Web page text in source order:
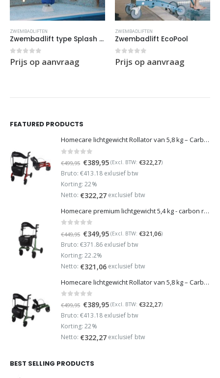
ZWEMBADLIFTEN
Zwembadlift type Splash Marine
0out of 5
Prijs op aanvraag
ZWEMBADLIFTEN
Zwembadlift EcoPool
0out of 5
Prijs op aanvraag
FEATURED PRODUCTS
Homecare lichtgewicht Rollator van 5,8 kg – Carbon rollator tot 150 kg draaggewicht – Dubbel opvouwbaar en inclusief reistas - Rood
€499,95 Oorspronkelijke
prijs
was:
€499,95.
€389,95Huidige
prijs
€389,95.
(Excl. BTW: €322,27)
Bruto: €413.18 exlusief btw
Korting: 22%
Netto: €322,27exclusief btw
Homecare premium lichtgewicht 5,4 kg - carbon rollator - 150 kg draaggewicht - Opvouwbaar - Groen - incl stokhouder
€449,95 Oorspronkelijke
prijs
was:
€449,95.
€349,95Huidige
prijs
€349,95.
(Excl. BTW: €321,06)
Bruto: €371.86 exlusief btw
Korting: 22.2%
Netto: €321,06exclusief btw
Homecare lichtgewicht Rollator van 5,8 kg – Carbon rollator tot 150 kg draaggewicht – Dubbel opvouwbaar en inclusief reistas - Groen
out of 5
€499,95 Oorspronkelijke
prijs
was:
€499,95.
€389,95Huidige
prijs
€389,95.
(Excl. BTW: €322,27)
Bruto: €413.18 exlusief btw
Korting: 22%
Netto: €322,27exclusief btw
BEST SELLING PRODUCTS